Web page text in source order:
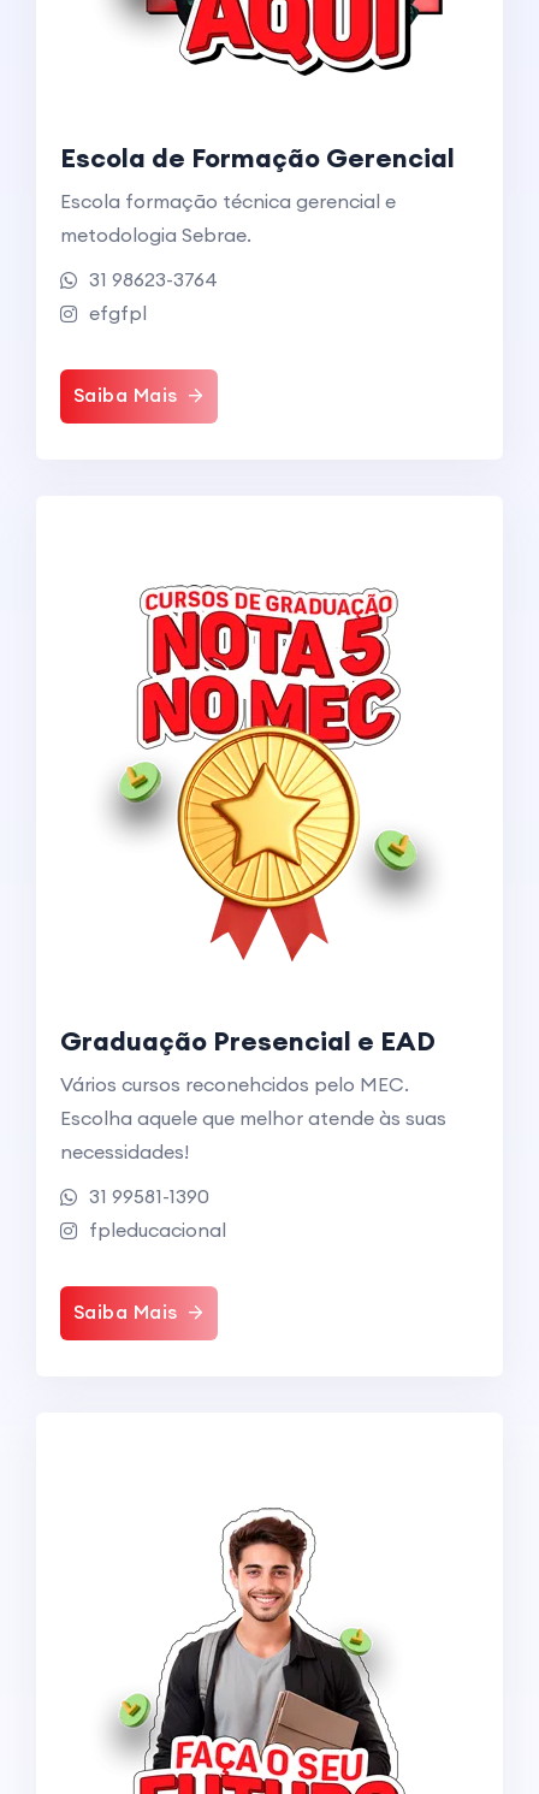
Escola de Formação Gerencial
Escola formação técnica gerencial e
metodologia Sebrae.
31 98623-3764
efgfpl
Saiba Mais
Graduação Presencial e EAD
Vários cursos reconehcidos pelo MEC.
Escolha aquele que melhor atende às suas
necessidades!
31 99581-1390
fpleducacional
Saiba Mais